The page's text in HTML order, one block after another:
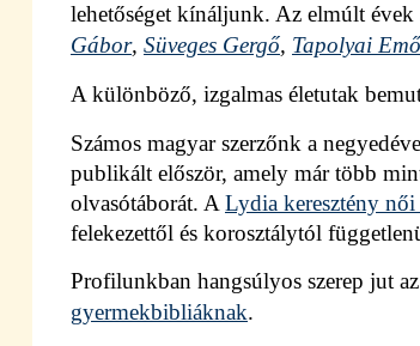
lehetőséget kínáljunk. Az elmúlt
Gábor, Süveges Gergő, Tapolyai
A különböző, izgalmas életutak
Számos magyar szerzőnk a
publikált először, amely már több
olvasótáborát. A Lydia keresztény női
felekezettől és korosztálytól
Profilunkban hangsúlyos szerep jut az
gyermekbibliáknak.